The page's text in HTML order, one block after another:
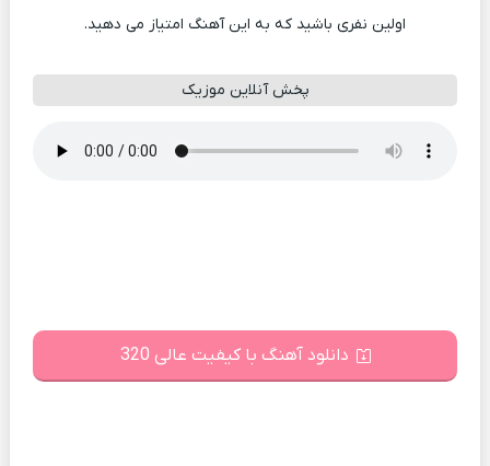
اولین نفری باشید که به این آهنگ امتیاز می دهید.
پخش آنلاین موزیک
دانلود آهنگ با کیفیت عالی 320